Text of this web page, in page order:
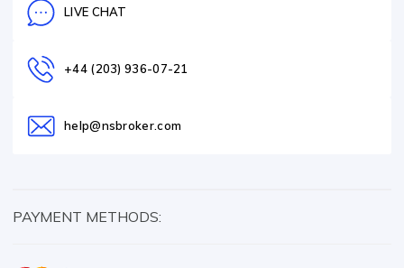
LIVE CHAT
+44 (203) 936-07-21
help@nsbroker.com
PAYMENT METHODS: